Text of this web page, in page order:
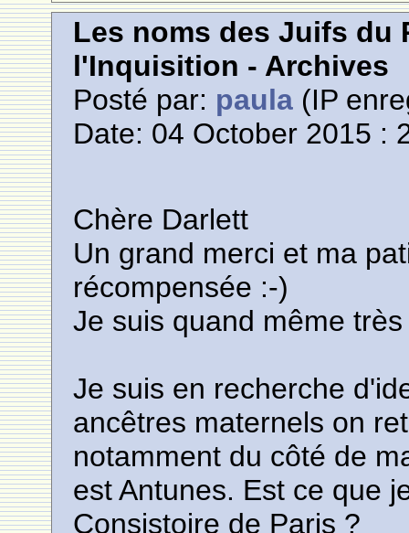
Les noms des Juifs du
l'Inquisition - Archives
Posté par: paula (IP
Date: 04 October 2015 :
Chère Darlett
Un grand merci et ma
récompensée :-)
Je suis quand même
Je suis en recherche
ancêtres maternels on
notamment du côté de
est Antunes. Est ce que
Consistoire de Paris ?